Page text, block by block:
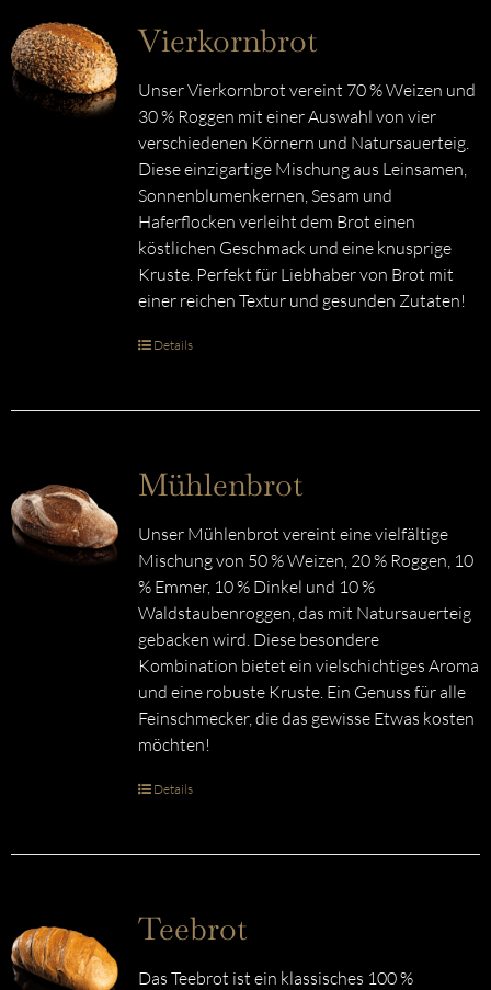
Vierkornbrot
Unser Vierkornbrot vereint 70 % Weizen und
30 % Roggen mit einer Auswahl von vier
verschiedenen Körnern und Natursauerteig.
Diese einzigartige Mischung aus Leinsamen,
Sonnenblumenkernen, Sesam und
Haferflocken verleiht dem Brot einen
köstlichen Geschmack und eine knusprige
Kruste. Perfekt für Liebhaber von Brot mit
einer reichen Textur und gesunden Zutaten!
Details
Mühlenbrot
Unser Mühlenbrot vereint eine vielfältige
Mischung von 50 % Weizen, 20 % Roggen, 10
% Emmer, 10 % Dinkel und 10 %
Waldstaubenroggen, das mit Natursauerteig
gebacken wird. Diese besondere
Kombination bietet ein vielschichtiges Aroma
und eine robuste Kruste. Ein Genuss für alle
Feinschmecker, die das gewisse Etwas kosten
möchten!
Details
Teebrot
Das Teebrot ist ein klassisches 100 %